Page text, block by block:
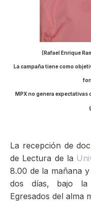
(Rafael Enrique
La campaña tiene como
MPX no genera expectativas
La recepción de
de Lectura de la
8.00 de la mañana
dos días, bajo la
Egresados del alma